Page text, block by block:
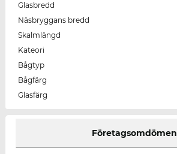
Glasbredd
Näsbryggans bredd
Skalmlängd
Kateori
Bågtyp
Bågfärg
Glasfärg
Företagsomdömen